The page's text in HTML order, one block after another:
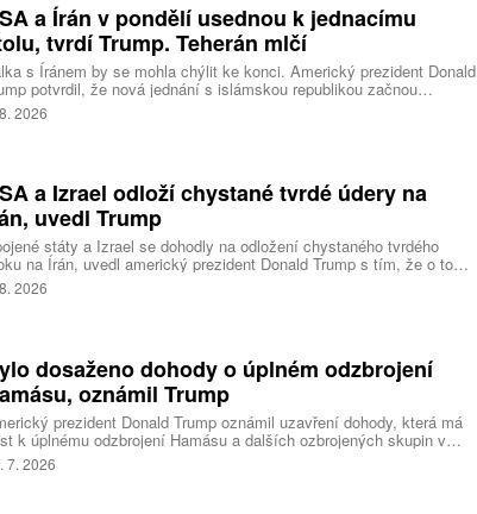
a Írán v pondělí usednou k jednacímu
tvrdí Trump. Teherán mlčí
s Íránem by se mohla chýlit ke konci. Americký prezident Donald
potvrdil, že nová jednání s islámskou republikou začnou
Íránská diplomacie se k tomu ale zatím nevyjádřila a íránská
jednání nepotvrdila.
2026
a Izrael odloží chystané tvrdé údery na
uvedl Trump
státy a Izrael se dohodly na odložení chystaného tvrdého
na Írán, uvedl americký prezident Donald Trump s tím, že o to
požádal Teherán a další země regionu. Podmínkou je podle Trumpa
dosažení dohody, která umožní plné otevření Hormuzského
2026
dosaženo dohody o úplném odzbrojení
oznámil Trump
prezident Donald Trump oznámil uzavření dohody, která má
k úplnému odzbrojení Hamásu a dalších ozbrojených skupin v
Gazy. Samotný Hamás však dohodu zatím veřejně nepotvrdil a
islámský džihád označil zprávy o ní za nepřesné.
7. 2026